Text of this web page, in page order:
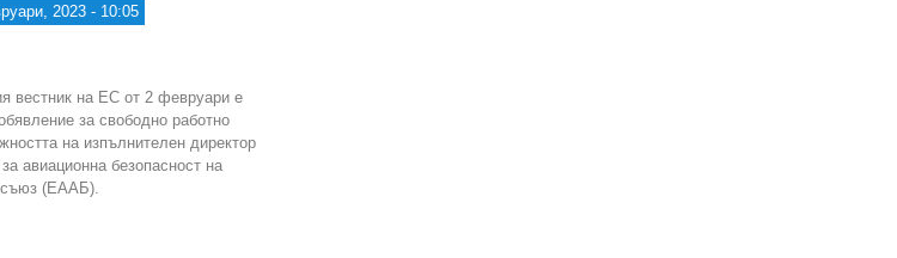
2023 - 10:05
вестник на ЕС от 2 февруари е
за свободно работно
на изпълнителен директор
авиационна безопасност на
(ЕААБ).